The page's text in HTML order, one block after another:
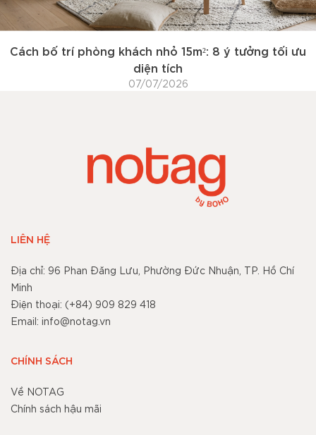
Cách bố trí phòng khách nhỏ 15m²: 8 ý tưởng tối ưu
diện tích
07/07/2026
LIÊN HỆ
Địa chỉ: 96 Phan Đăng Lưu, Phường Đức Nhuận, TP. Hồ Chí
Minh
Điện thoại: (+84) 909 829 418
Email: info@notag.vn
CHÍNH SÁCH
Về NOTAG
Chính sách hậu mãi